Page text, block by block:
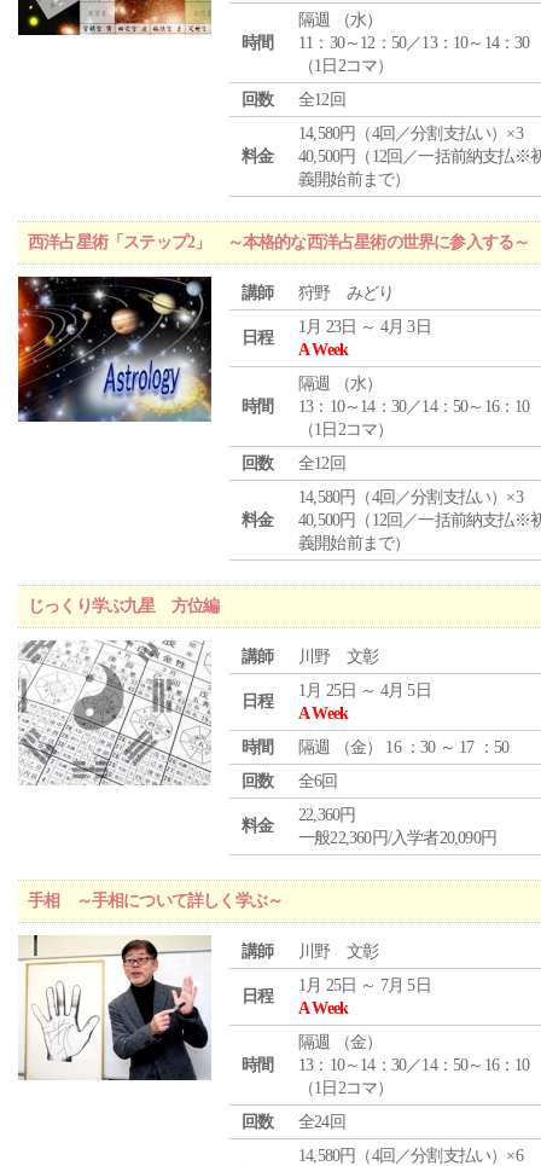
時間
隔週 （水）
11：30～12：50／13：10～14：30
（1日2コマ）
回数
全12回
料金
14,580円（4回／分割支払い）×3
40,500円（12回／一括前納支払※
義開始前まで）
西洋占星術「ステップ2」 ～本格的な西洋占星術の世界に参入する～
講師 狩野 みどり
日程
1月 23日 ～ 4月 3日
A Week
時間
隔週 （水）
13：10～14：30／14：50～16：10
（1日2コマ）
回数
全12回
料金
14,580円（4回／分割支払い）×3
40,500円（12回／一括前納支払※
義開始前まで）
じっくり学ぶ九星 方位編
講師 川野 文彰
日程
1月 25日 ～ 4月 5日
A Week
時間
隔週 （金） 16 ：30 ～ 17 ：50
回数
全6回
料金
22,360円
一般22,360円/入学者20,090円
手相 ～手相について詳しく学ぶ～
講師 川野 文彰
日程
1月 25日 ～ 7月 5日
A Week
時間
隔週 （金）
13：10～14：30／14：50～16：10
（1日2コマ）
回数
全24回
14,580円（4回／分割支払い）×6